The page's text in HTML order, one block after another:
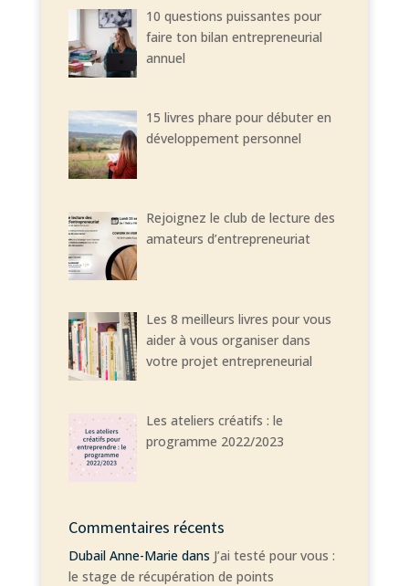
10 questions puissantes pour
faire ton bilan entrepreneurial
annuel
15 livres phare pour débuter en
développement personnel
Rejoignez le club de lecture des
amateurs d’entrepreneuriat
Les 8 meilleurs livres pour vous
aider à vous organiser dans
votre projet entrepreneurial
Les ateliers créatifs : le
programme 2022/2023
Commentaires récents
Dubail Anne-Mariedans J’ai testé pour vous :
le stage de récupération de points